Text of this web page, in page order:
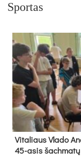
Sportas
Vi­ta­liaus Vla­do
45-asis